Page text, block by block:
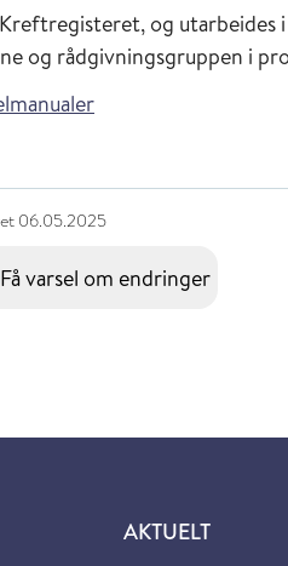
og
og rådgivningsgruppen i
06.05.2025
Få varsel om endringer
AKTUELT